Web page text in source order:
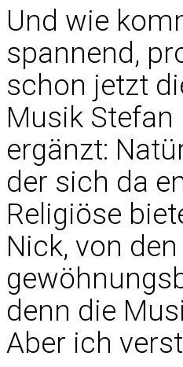
Und wie
spannend,
schon jetzt
Musik
ergänzt:
der sich da
Religiöse
Nick, von
denn die
Aber ich